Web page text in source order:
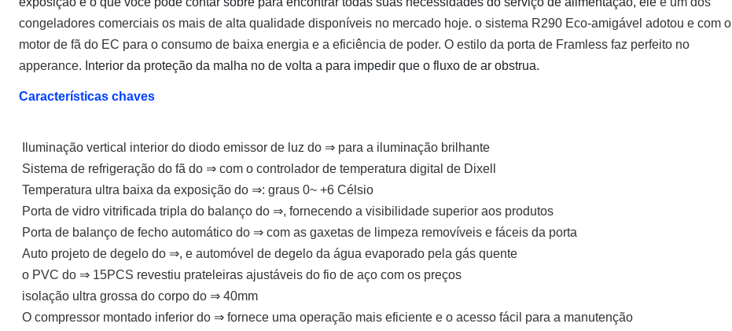
congeladores comerciais os mais de alta qualidade disponíveis no mercado hoje. o sistema R290 Eco-amigável adotou e com o
motor de fã do EC para o consumo de baixa energia e a eficiência de poder. O estilo da porta de Framless faz perfeito no
apperance. Interior da proteção da malha no de volta a para impedir que o fluxo de ar obstrua.
Características chaves
Iluminação vertical interior do diodo emissor de luz do ⇒ para a iluminação brilhante
Sistema de refrigeração do fã do ⇒ com o controlador de temperatura digital de Dixell
Temperatura ultra baixa da exposição do ⇒: graus 0~ +6 Célsio
Porta de vidro vitrificada tripla do balanço do ⇒, fornecendo a visibilidade superior aos produtos
Porta de balanço de fecho automático do ⇒ com as gaxetas de limpeza removíveis e fáceis da porta
Auto projeto de degelo do ⇒, e automóvel de degelo da água evaporado pela gás quente
o PVC do ⇒ 15PCS revestiu prateleiras ajustáveis do fio de aço com os preços
isolação ultra grossa do corpo do ⇒ 40mm
O compressor montado inferior do ⇒ fornece uma operação mais eficiente e o acesso fácil para a manutenção